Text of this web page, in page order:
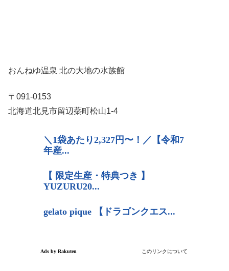
おんねゆ温泉 北の大地の水族館
〒091-0153
北海道北見市留辺蘂町松山1-4